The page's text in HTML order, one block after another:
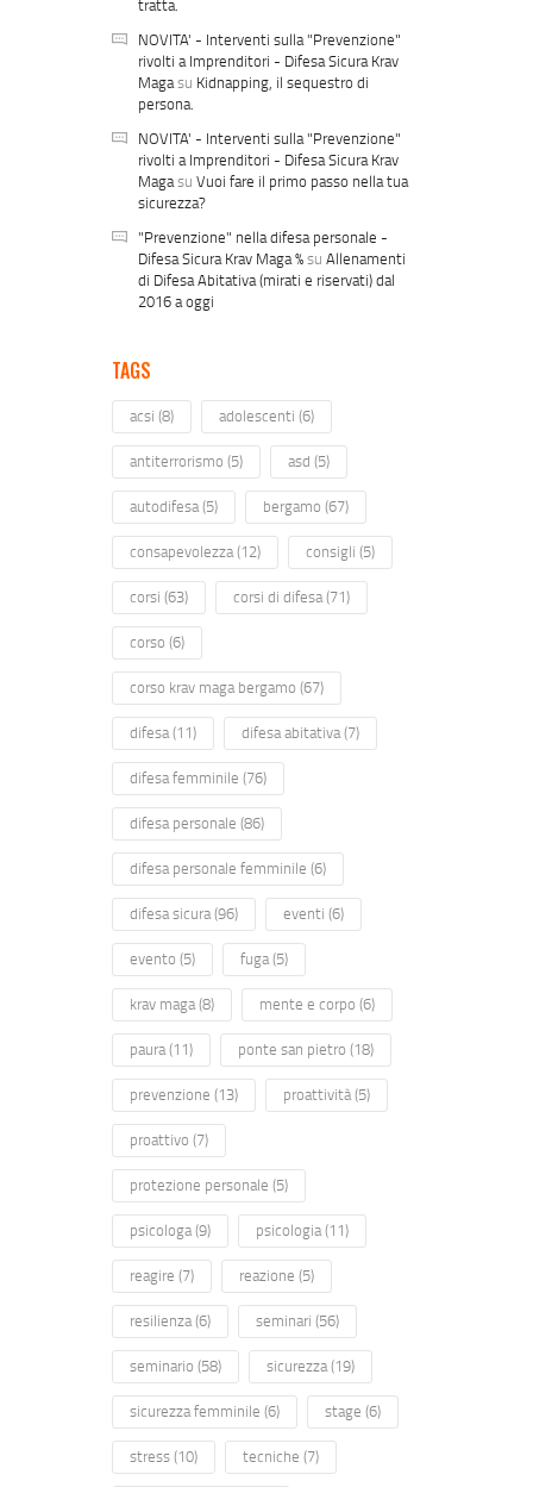
tratta.
NOVITA' - Interventi sulla "Prevenzione"
rivolti a Imprenditori - Difesa Sicura Krav
Magasu Kidnapping, il sequestro di
persona.
NOVITA' - Interventi sulla "Prevenzione"
rivolti a Imprenditori - Difesa Sicura Krav
MagasuVuoi fare il primo passo nella tua
sicurezza?
"Prevenzione" nella difesa personale -
Difesa Sicura Krav Maga %suAllenamenti
di Difesa Abitativa (mirati e riservati) dal
2016 a oggi
TAGS
acsi (8) adolescenti (6)
antiterrorismo (5) asd (5)
autodifesa(5) bergamo (67)
consapevolezza(12) consigli (5)
corsi (63) corsi di difesa(71)
corso (6)
corso krav maga bergamo (67)
difesa(11) difesa abitativa(7)
difesa femminile (76)
difesa personale (86)
difesa personale femminile (6)
difesa sicura(96) eventi (6)
evento (5) fuga(5)
krav maga(8) mente e corpo (6)
paura(11) ponte san pietro (18)
prevenzione (13) proattività(5)
proattivo (7)
protezione personale (5)
psicologa(9) psicologia(11)
reagire (7) reazione (5)
resilienza(6) seminari (56)
seminario (58) sicurezza(19)
sicurezza femminile (6) stage (6)
stress(10) tecniche (7)